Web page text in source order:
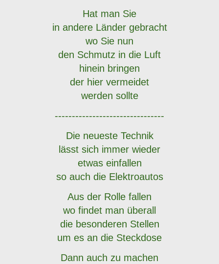
Hat man Sie
in andere Länder gebracht
wo Sie nun
den Schmutz in die Luft
hinein bringen
der hier vermeidet
werden sollte
--------------------------------
Die neueste Technik
lässt sich immer wieder
etwas einfallen
so auch die Elektroautos
Aus der Rolle fallen
wo findet man überall
die besonderen Stellen
um es an die Steckdose
Dann auch zu machen